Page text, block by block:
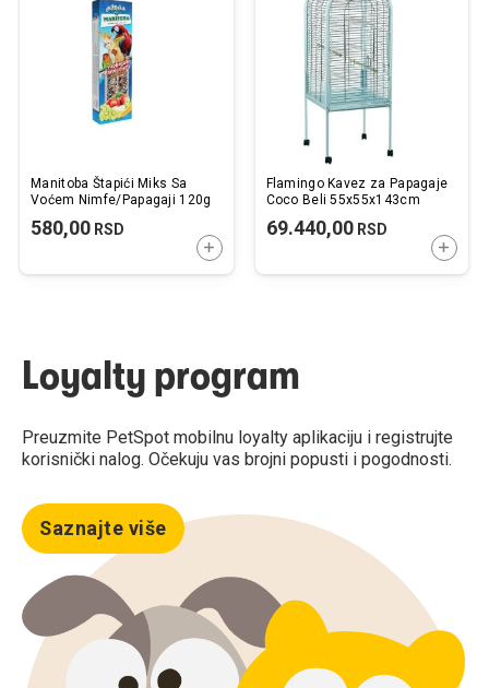
Manitoba Štapići Miks Sa
Voćem Nimfe/Papagaji 120g
580,00 RSD
DODAJTE U KORPU
Flamingo Kavez za Papagaje
Coco Beli 55x55x143cm
69.440,00RSD
Loyalty program
Preuzmite PetSpot mobilnu loyalty aplikaciju i registrujte
korisnički nalog. Očekuju vas brojni popusti i pogodnosti.
Saznajte više